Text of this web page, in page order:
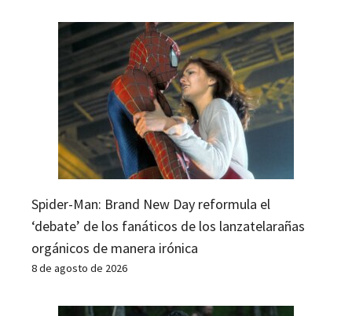
Spider-Man: Brand New Day reformula el
‘debate’ de los fanáticos de los lanzatelarañas
orgánicos de manera irónica
8 de agosto de 2026